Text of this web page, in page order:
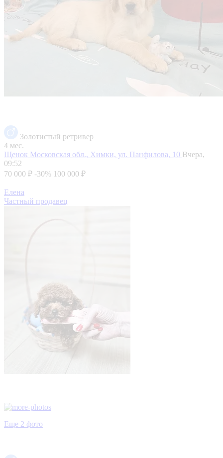
Золотистый ретривер
4 мес.
Щенок Московская обл., Химки, ул. Панфилова, 10 Вчера,
09:52
70 000 ₽ -30% 100 000 ₽
Елена
Частный продавец
Еще 2 фото